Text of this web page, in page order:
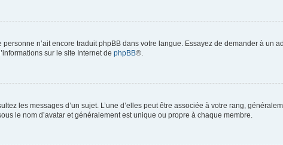
n’ait encore traduit phpBB dans votre langue. Essayez de demander à un
sur le site Internet de phpBB®.
les messages d’un sujet. L’une d’elles peut être associée à votre rang,
le nom d’avatar et généralement est unique ou propre à chaque membre.